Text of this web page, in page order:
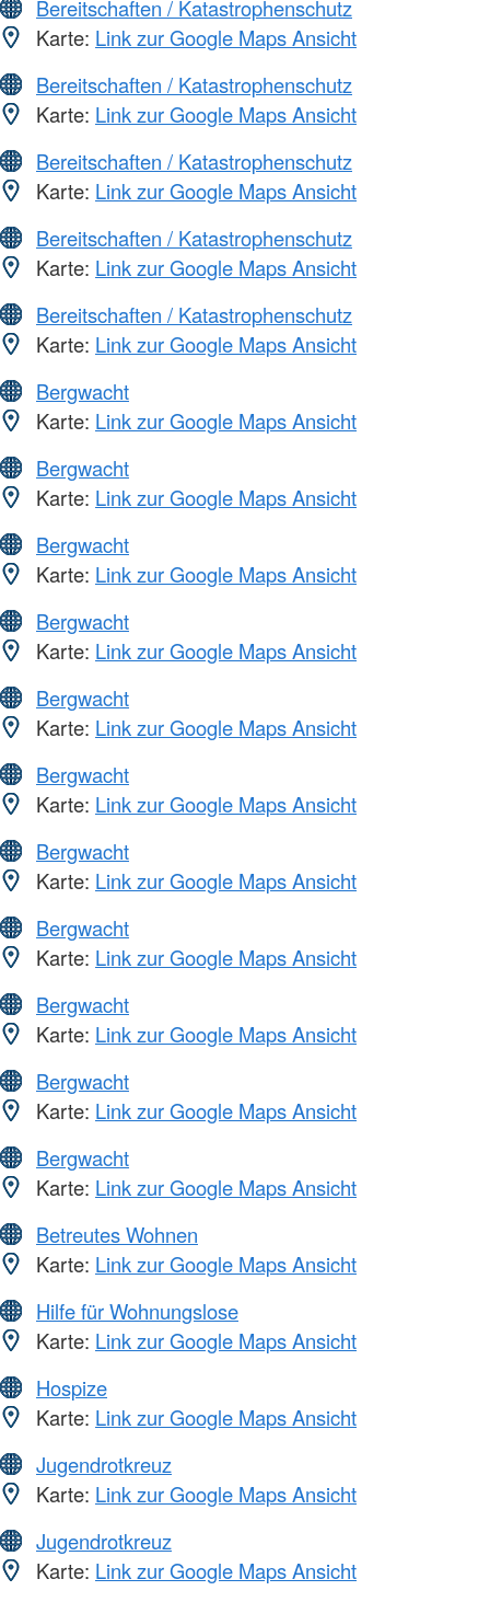
Bereitschaften / Katastrophenschutz
Karte: Link zur Google Maps Ansicht
Bereitschaften / Katastrophenschutz
Karte: Link zur Google Maps Ansicht
Bereitschaften / Katastrophenschutz
Karte: Link zur Google Maps Ansicht
Bereitschaften / Katastrophenschutz
Karte: Link zur Google Maps Ansicht
Bereitschaften / Katastrophenschutz
Karte: Link zur Google Maps Ansicht
Bergwacht
Karte: Link zur Google Maps Ansicht
Bergwacht
Karte: Link zur Google Maps Ansicht
Bergwacht
Karte: Link zur Google Maps Ansicht
Bergwacht
Karte: Link zur Google Maps Ansicht
Bergwacht
Karte: Link zur Google Maps Ansicht
Bergwacht
Karte: Link zur Google Maps Ansicht
Bergwacht
Karte: Link zur Google Maps Ansicht
Bergwacht
Karte: Link zur Google Maps Ansicht
Bergwacht
Karte: Link zur Google Maps Ansicht
Bergwacht
Karte: Link zur Google Maps Ansicht
Bergwacht
Karte: Link zur Google Maps Ansicht
Betreutes Wohnen
Karte: Link zur Google Maps Ansicht
Hilfe für Wohnungslose
Karte: Link zur Google Maps Ansicht
Hospize
Karte: Link zur Google Maps Ansicht
Jugendrotkreuz
Karte: Link zur Google Maps Ansicht
Jugendrotkreuz
Karte: Link zur Google Maps Ansicht